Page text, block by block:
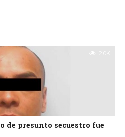
2.0K
de presunto secuestro fue